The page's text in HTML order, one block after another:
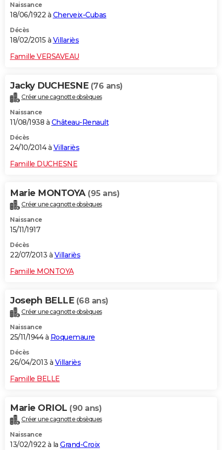
Naissance
18/06/1922 à Cherveix-Cubas
Décès
18/02/2015 à Villariès
Famille VERSAVEAU
Jacky DUCHESNE (76 ans)
Créer une cagnotte obsèques
Naissance
11/08/1938 à Château-Renault
Décès
24/10/2014 à Villariès
Famille DUCHESNE
Marie MONTOYA (95 ans)
Créer une cagnotte obsèques
Naissance
15/11/1917
Décès
22/07/2013 à Villariès
Famille MONTOYA
Joseph BELLE (68 ans)
Créer une cagnotte obsèques
Naissance
25/11/1944 à Roquemaure
Décès
26/04/2013 à Villariès
Famille BELLE
Marie ORIOL (90 ans)
Créer une cagnotte obsèques
Naissance
13/02/1922 à la Grand-Croix